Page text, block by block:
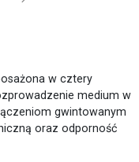
NASTĘPNY
w cztery
medium w
gwintowanym
oraz odporność